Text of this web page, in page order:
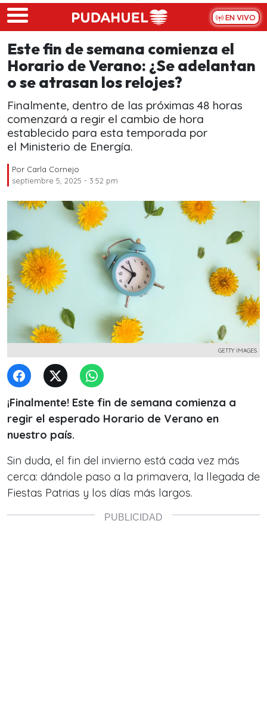
Skip to main content
EN VIVO
Este fin de semana comienza el
Horario de Verano: ¿Se adelantan
o se atrasan los relojes?
Finalmente, dentro de las próximas 48 horas
comenzará a regir el cambio de hora
establecido para esta temporada por
el Ministerio de Energía.
Por Carla Cornejo
septiembre 5, 2025 - 3:52 pm
GETTY IMAGES
¡Finalmente! Este fin de semana comienza a
regir el esperado Horario de Verano en
nuestro país.
Sin duda, el fin del invierno está cada vez más
cerca: dándole paso a la primavera, la llegada de
Fiestas Patrias y los días más largos.